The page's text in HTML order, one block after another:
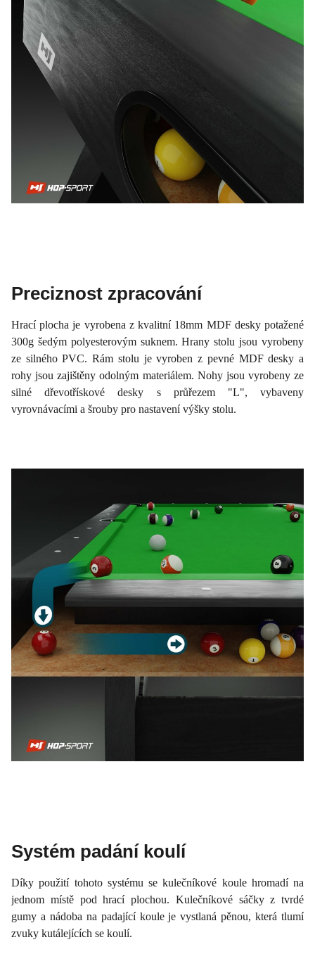
Preciznost zpracování
Hrací plocha je vyrobena z kvalitní 18mm MDF desky potažené
300g šedým polyesterovým suknem. Hrany stolu jsou vyrobeny
ze silného PVC. Rám stolu je vyroben z pevné MDF desky a
rohy jsou zajištěny odolným materiálem. Nohy jsou vyrobeny ze
silné dřevotřískové desky s průřezem "L", vybaveny
vyrovnávacími a šrouby pro nastavení výšky stolu.
Systém padání koulí
Díky použití tohoto systému se kulečníkové koule hromadí na
jednom místě pod hrací plochou. Kulečníkové sáčky z tvrdé
gumy a nádoba na padající koule je vystlaná pěnou, která tlumí
zvuky kutálejících se koulí.